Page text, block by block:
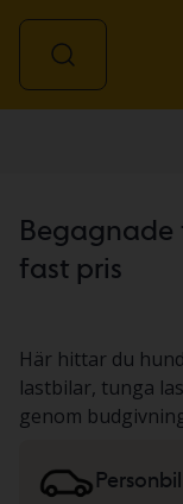
Begagnade
fast pris
Här hittar du
lastbilar, tunga
genom
test ellerPersonbil